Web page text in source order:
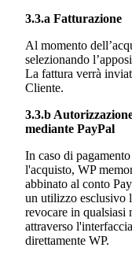
3.3.a Fatturazione
Al momento
selezionando
La fattura verrà
Cliente.
3.3.b
mediante PayPal
In caso di
l'acquisto, WP
abbinato al conto
un utilizzo esclusivo
revocare in qualsiasi
attraverso
direttamente WP.